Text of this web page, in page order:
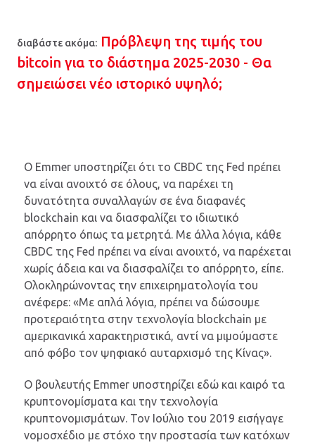
διαβάστε ακόμα: Πρόβλεψη της τιμής του
bitcoin για το διάστημα 2025-2030 - Θα
σημειώσει νέο ιστορικό υψηλό;
Ο Emmer υποστηρίζει ότι το CBDC της Fed πρέπει
να είναι ανοιχτό σε όλους, να παρέχει τη
δυνατότητα συναλλαγών σε ένα διαφανές
blockchain και να διασφαλίζει το ιδιωτικό
απόρρητο όπως τα μετρητά. Με άλλα λόγια, κάθε
CBDC της Fed πρέπει να είναι ανοιχτό, να παρέχεται
χωρίς άδεια και να διασφαλίζει το απόρρητο, είπε.
Ολοκληρώνοντας την επιχειρηματολογία του
ανέφερε: «Με απλά λόγια, πρέπει να δώσουμε
προτεραιότητα στην τεχνολογία blockchain με
αμερικανικά χαρακτηριστικά, αντί να μιμούμαστε
από φόβο τον ψηφιακό αυταρχισμό της Κίνας».
Ο βουλευτής Emmer υποστηρίζει εδώ και καιρό τα
κρυπτονομίσματα και την τεχνολογία
κρυπτονομισμάτων. Τον Ιούλιο του 2019 εισήγαγε
νομοσχέδιο με στόχο την προστασία των κατόχων